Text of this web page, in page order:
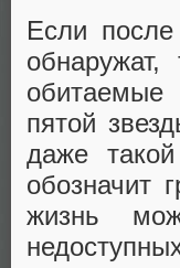
Если
обитаемые
пятой
даже
обозначит
жизнь